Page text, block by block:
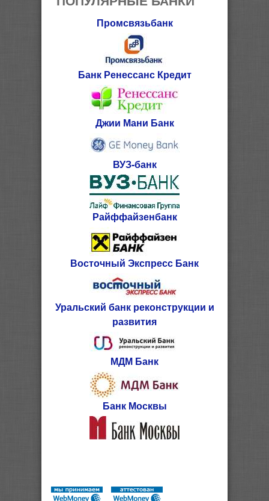
Промсвязьбанк
Банк Ренессанс Кредит
Джии Мани Банк
ВУЗ-банк
Райффайзенбанк
Восточный Экспресс Банк
Уральский банк реконструкции и
развития
МДМ Банк
Банк Москвы